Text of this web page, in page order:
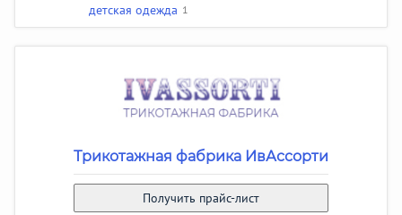
детская одежда 1
Трикотажная фабрика ИвАссорти
Получить прайс-лист